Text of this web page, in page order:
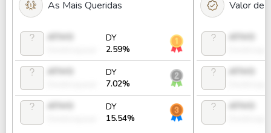
As Mais Queridas
DY
2.59%
DY
7.02%
DY
15.54%
Valor de